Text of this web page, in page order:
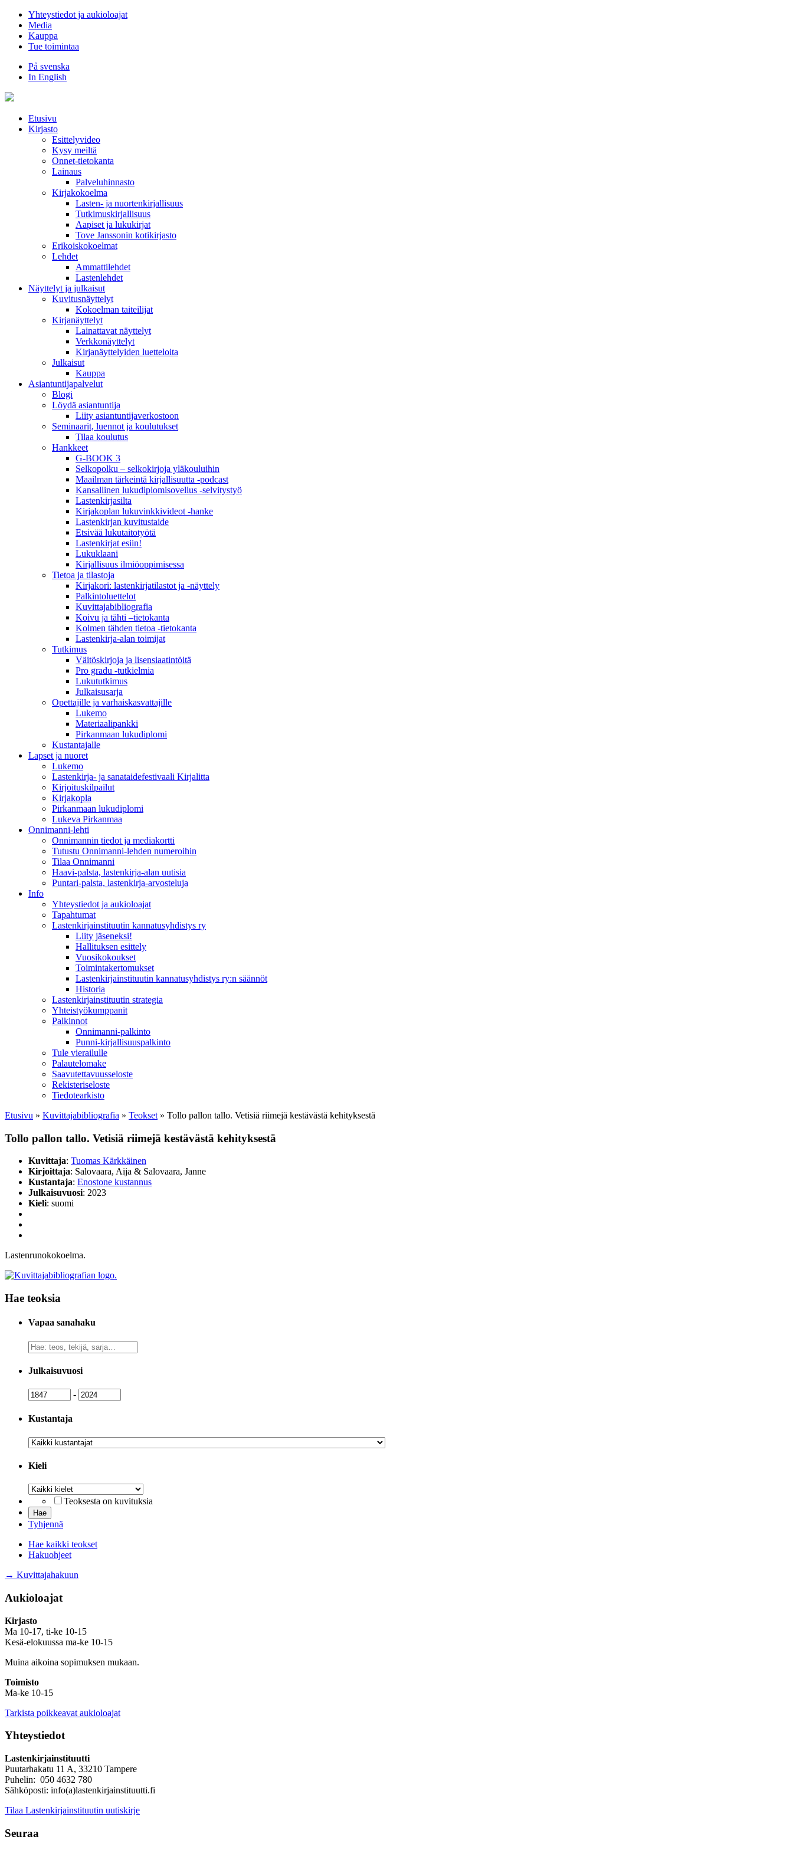
Hyppää
sisältöön
Yhteystiedot ja aukioloajat
Media
Kauppa
Tue toimintaa
På svenska
In English
Etusivu
Kirjasto
Esittelyvideo
Kysy meiltä
Onnet-tietokanta
Lainaus
Palveluhinnasto
Kirjakokoelma
Lasten- ja nuortenkirjallisuus
Tutkimuskirjallisuus
Aapiset ja lukukirjat
Tove Janssonin kotikirjasto
Erikoiskokoelmat
Lehdet
Ammattilehdet
Lastenlehdet
Näyttelyt ja julkaisut
Kuvitusnäyttelyt
Kokoelman taiteilijat
Kirjanäyttelyt
Lainattavat näyttelyt
Verkkonäyttelyt
Kirjanäyttelyiden luetteloita
Julkaisut
Kauppa
Asiantuntija­palvelut
Blogi
Löydä asiantuntija
Liity asiantuntijaverkostoon
Seminaarit, luennot ja koulutukset
Tilaa koulutus
Hankkeet
G-BOOK 3
Selkopolku – selkokirjoja yläkouluihin
Maailman tärkeintä kirjallisuutta -podcast
Kansallinen lukudiplomisovellus -selvitystyö
Lastenkirjasilta
Kirjakoplan lukuvinkkivideot -hanke
Lastenkirjan kuvitustaide
Etsivää lukutaitotyötä
Lastenkirjat esiin!
Lukuklaani
Kirjallisuus ilmiöoppimisessa
Tietoa ja tilastoja
Kirjakori: lastenkirjatilastot ja -näyttely
Palkintoluettelot
Kuvittaja­bibliografia
Koivu ja tähti –tietokanta
Kolmen tähden tietoa -tietokanta
Lastenkirja-alan toimijat
Tutkimus
Väitöskirjoja ja lisensiaatintöitä
Pro gradu -tutkielmia
Lukututkimus
Julkaisusarja
Opettajille ja varhaiskasvattajille
Lukemo
Materiaalipankki
Pirkanmaan lukudiplomi
Kustantajalle
Lapset ja nuoret
Lukemo
Lastenkirja- ja sanataidefestivaali Kirjalitta
Kirjoituskilpailut
Kirjakopla
Pirkanmaan lukudiplomi
Lukeva Pirkanmaa
Onnimanni-lehti
Onnimannin tiedot ja mediakortti
Tutustu Onnimanni-lehden numeroihin
Tilaa Onnimanni
Haavi-palsta, lastenkirja-alan uutisia
Puntari-palsta, lastenkirja-arvosteluja
Info
Yhteystiedot ja aukioloajat
Tapahtumat
Lastenkirjainstituutin kannatusyhdistys ry
Liity jäseneksi!
Hallituksen esittely
Vuosikokoukset
Toimintakertomukset
Lastenkirjainstituutin kannatusyhdistys ry:n säännöt
Historia
Lastenkirjainstituutin strategia
Yhteistyökumppanit
Palkinnot
Onnimanni-palkinto
Punni-kirjallisuuspalkinto
Tule vierailulle
Palautelomake
Saavutettavuusseloste
Rekisteriseloste
Tiedotearkisto
Etusivu » Kuvittaja­bibliografia » Teokset » Tollo pallon tallo. Vetisiä riimejä kestävästä kehityksestä
Tollo pallon tallo. Vetisiä riimejä kestävästä kehityksestä
Kuvittaja: Tuomas Kärkkäinen
Kirjoittaja: Salovaara, Aija & Salovaara, Janne
Kustantaja: Enostone kustannus
Julkaisuvuosi: 2023
Kieli: suomi
Lastenrunokokoelma.
Hae teoksia
Vapaa sanahaku
Vapaa
sanahaku
Julkaisuvuosi
Julkaisuvuosi
- Julkaisuvuosi
Kustantaja
Kustantaja
Kieli
Kieli
Teoksesta on kuvituksia
Tyhjennä
Hae kaikki teokset
Hakuohjeet
→ Kuvittajahakuun
Aukioloajat
Kirjasto
Ma 10-17, ti-ke 10-15
Kesä-elokuussa ma-ke 10-15
Muina aikoina sopimuksen mukaan.
Toimisto
Ma-ke 10-15
Tarkista poikkeavat aukioloajat
Yhteystiedot
Lastenkirjainstituutti
Puutarhakatu 11 A, 33210 Tampere
Puhelin: 050 4632 780
Sähköposti: info(a)lastenkirjainstituutti.fi
Tilaa Lastenkirjainstituutin uutiskirje
Seuraa